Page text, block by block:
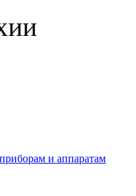
и аппаратам